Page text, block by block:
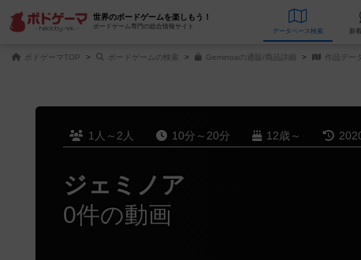
世界のボードゲームを楽しもう！
ボードゲーム専門の総合情報サイト
データベース 検索
ボドゲーマTOP ボードゲームの検索 Geminoaの通販/商品詳細 作品デー
1人～2人 10分～20分 12歳～
ジェミノア
0件の動画